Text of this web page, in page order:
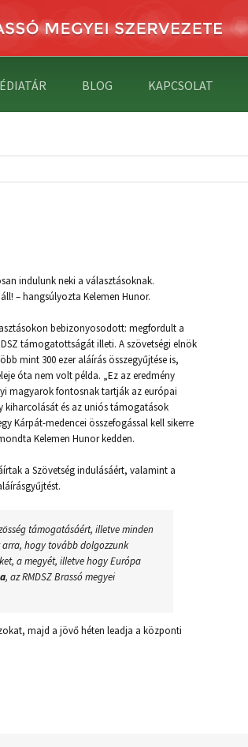
BLOG KAPCSOLAT
indulunk neki a választásoknak.
– hangsúlyozta Kelemen Hunor.
bebizonyosodott: megfordult a
támogatottságát illeti. A szövetségi elnök
mint 300 ezer aláírás összegyűjtése is,
óta nem volt példa. „Ez az eredmény
magyarok fontosnak tartják az európai
kiharcolását és az uniós támogatások
Kárpát-medencei összefogással kell sikerre
Kelemen Hunor kedden.
a Szövetség indulásáért, valamint a
támogatásáért, illetve minden
hogy tovább dolgozzunk
a megyét, illetve hogy Európa
, az RMDSZ Brassó megyei
majd a jövő héten leadja a központi